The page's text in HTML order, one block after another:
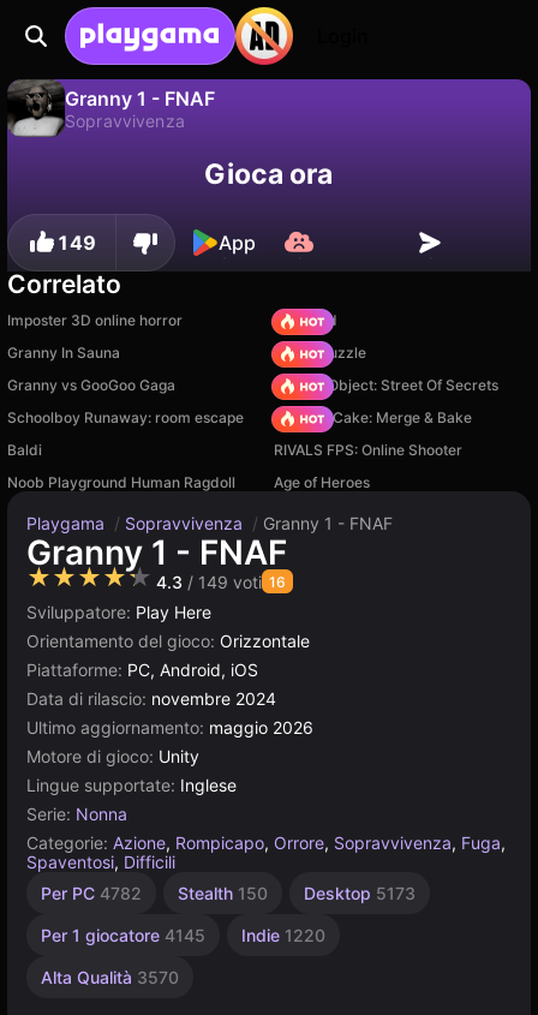
Granny 1 - FNAF
Sopravvivenza
Salva i progressi!Gioca ora
149 App
Correlato
Imposter 3D online horror
TB World
Granny In Sauna
Arrow Puzzle
Granny vs GooGoo Gaga
Hidden Object: Street Of Secrets
Schoolboy Runaway: room escape
Piece of Cake: Merge & Bake
Baldi
RIVALS FPS: Online Shooter
Noob Playground Human Ragdoll
Age of Heroes
Playgama / Sopravvivenza / Granny 1 - FNAF
Granny 1 - FNAF
★★★★★ 4.3 / 149 voti 16
Sviluppatore: Play Here
Orientamento del gioco: Orizzontale
Piattaforme: PC, Android, iOS
Data di rilascio: novembre 2024
Ultimo aggiornamento: maggio 2026
Motore di gioco: Unity
Lingue supportate: Inglese
Serie: Nonna
Categorie: Azione, Rompicapo, Orrore, Sopravvivenza, Fuga,
Spaventosi, Difficili
Per PC 4782 Stealth 150 Desktop 5173
Per 1 giocatore 4145 Indie 1220
Alta Qualità 3570
Russi
Browser
Unity
3175